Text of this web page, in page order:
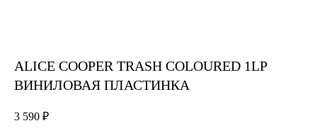
ALICE COOPER TRASH COLOURED 1LP
ВИНИЛОВАЯ ПЛАСТИНКА
3 590 ₽